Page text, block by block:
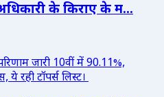
के किराए के म...